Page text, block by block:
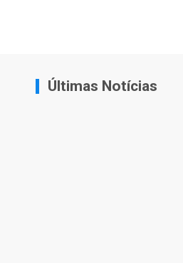
Últimas Notícias